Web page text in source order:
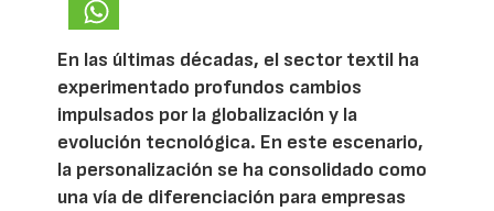
En las últimas décadas, el sector textil ha
experimentado profundos cambios
impulsados por la globalización y la
evolución tecnológica. En este escenario,
la personalización se ha consolidado como
una vía de diferenciación para empresas